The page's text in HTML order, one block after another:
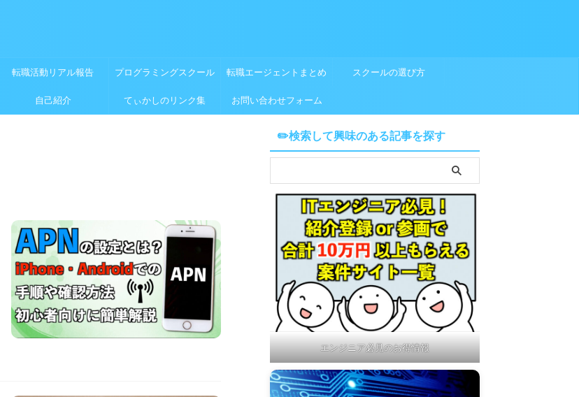
転職活動リアル報告 プログラミングスクール 転職エージェントまとめ スクールの選び方
自己紹介 てぃかしのリンク集 お問い合わせフォーム
✏️検索して興味のある記事を探す
エンジニア必見のお得情報